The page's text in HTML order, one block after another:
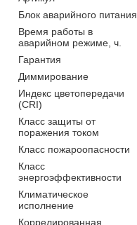
Блок аварийного питания
Время работы в
аварийном режиме, ч.
Гарантия
Диммирование
Индекс цветопередачи
(CRI)
Класс защиты от
поражения током
Класс пожароопасности
Класс
энергоэффективности
Климатическое
исполнение
Коррелированная